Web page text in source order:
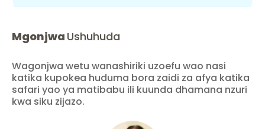
Mgonjwa Ushuhuda
Wagonjwa wetu wanashiriki uzoefu wao nasi
katika kupokea huduma bora zaidi za afya katika
safari yao ya matibabu ili kuunda dhamana nzuri
kwa siku zijazo.